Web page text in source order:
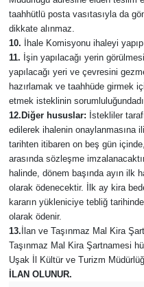
taahhütlü posta vasıtasıyla da
dikkate alınmaz.
10.
İhale Komisyonu ihaleyi
11. İşin yapılacağı yerin
yapılacağı yeri ve çevresini
hazırlamak ve taahhüde girmek
etmek isteklinin
12.Diğer hususlar: İstekliler
edilerek ihalenin onaylanmasına
tarihten itibaren on beş gün
arasında sözleşme
halinde, dönem başında ayın ilk
olarak ödenecektir. İlk ay kira
kararın yükleniciye tebliğ
olarak ödenir.
13. İlan ve Taşınmaz Mal Kira
Taşınmaz Mal Kira Şartnamesi
Uşak İl Kültür ve Turizm
İLAN OLUNUR.